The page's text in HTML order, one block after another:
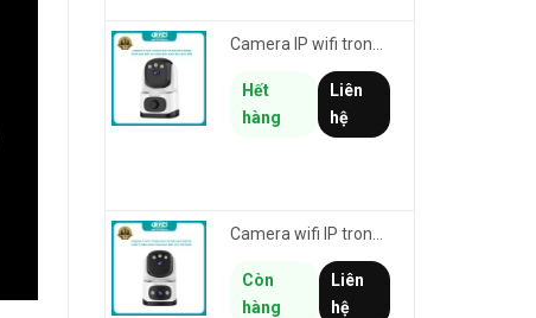
Camera IP wifi trong nhà VSTARCAM CS995M phân giải 2MP HD led trợ sáng - cảnh báo khói, gas, cháy
Hết
hàng
Liên
hệ
Còn
hàng
Liên
hệ